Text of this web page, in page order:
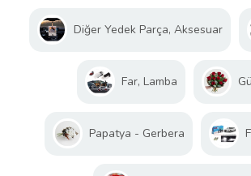
Diğer Yedek Parça, Aksesuar
Far, Lamba
Papatya - Gerbera